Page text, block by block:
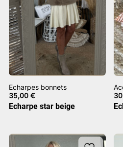
Echarpes bonnets
35,00 €
Echarpe star beige